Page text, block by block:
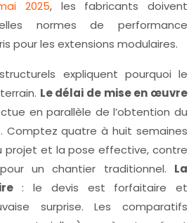
2025, les fabricants doivent
normes de performance
pour les extensions modulaires.
expliquent pourquoi le
Le délai de mise en œuvre
en parallèle de l’obtention du
Comptez quatre à huit semaines
projet et la pose effective, contre
un chantier traditionnel. La
: le devis est forfaitaire et
surprise. Les comparatifs